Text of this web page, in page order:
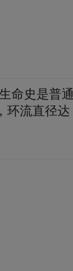
命史是普通
环流直径达